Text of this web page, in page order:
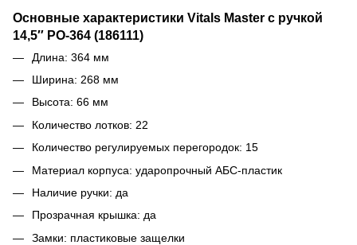
Основные характеристики Vitals Master с ручкой
14,5″ PO-364 (186111)
Длина: 364 мм
Ширина: 268 мм
Высота: 66 мм
Количество лотков: 22
Количество регулируемых перегородок: 15
Материал корпуса: ударопрочный АБС-пластик
Наличие ручки: да
Прозрачная крышка: да
Замки: пластиковые защелки